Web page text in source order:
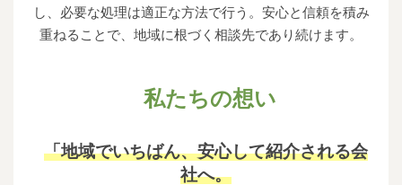
し、必要な処理は適正な方法で行う。安心と信頼を積み
重ねることで、地域に根づく相談先であり続けます。
私たちの想い
「地域でいちばん、安心して紹介される会
社へ。